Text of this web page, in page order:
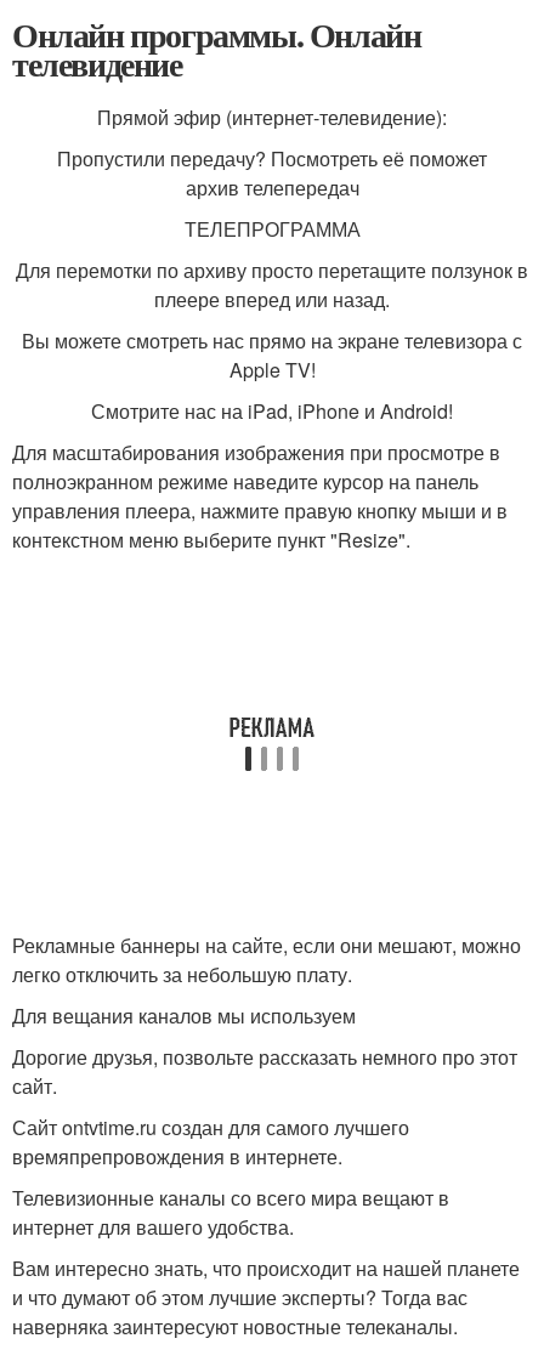
Онлайн программы. Онлайн
телевидение
Прямой эфир (интернет-телевидение):
Пропустили передачу? Посмотреть её поможет
архив телепередач
ТЕЛЕПРОГРАММА
Для перемотки по архиву просто перетащите ползунок в
плеере вперед или назад.
Вы можете смотреть нас прямо на экране телевизора с
Apple TV!
Смотрите нас на iPad, iPhone и Android!
Для масштабирования изображения при просмотре в
полноэкранном режиме наведите курсор на панель
управления плеера, нажмите правую кнопку мыши и в
контекстном меню выберите пункт "Resize".
Рекламные баннеры на сайте, если они мешают, можно
легко отключить за небольшую плату.
Для вещания каналов мы используем
Дорогие друзья, позвольте рассказать немного про этот
сайт.
Сайт ontvtime.ru создан для самого лучшего
времяпрепровождения в интернете.
Телевизионные каналы со всего мира вещают в
интернет для вашего удобства.
Вам интересно знать, что происходит на нашей планете
и что думают об этом лучшие эксперты? Тогда вас
наверняка заинтересуют новостные телеканалы.